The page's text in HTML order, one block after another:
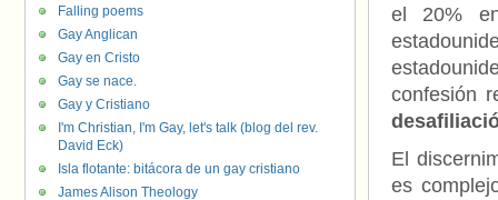
el 20%
confesión
El
es
Falling poems
Gay Anglican
Gay en Cristo
Gay se nace.
Gay y Cristiano
I'm Christian, I'm Gay, let's talk (blog del rev.
David Eck)
Isla flotante: bitácora de un gay cristiano
James Alison Theology